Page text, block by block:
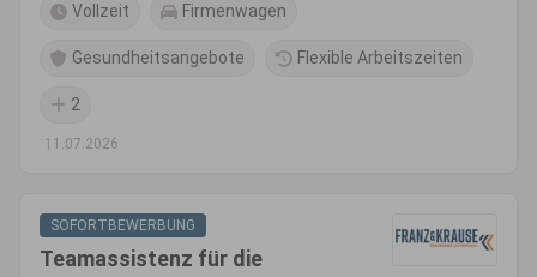
Vollzeit Firmenwagen
Gesundheitsangebote Flexible Arbeitszeiten
2
11.07.2026
SOFORTBEWERBUNG
Teamassistenz für die